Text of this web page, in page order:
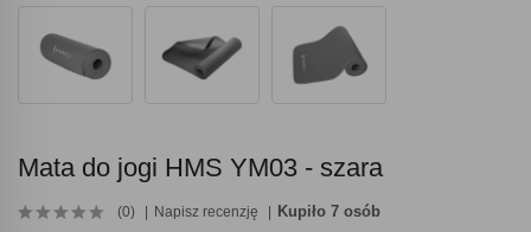
Mata do jogi HMS YM03 - szara
(0) Napisz recenzję Kupiło 7 osób